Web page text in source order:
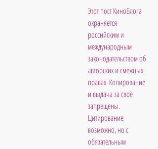
Этот пост КиноБлога
охраняется
российским и
международным
законодательством об
авторских и смежных
правах. Копирование
и выдача за своё
запрещены.
Цитирование
возможно, но с
обязательным